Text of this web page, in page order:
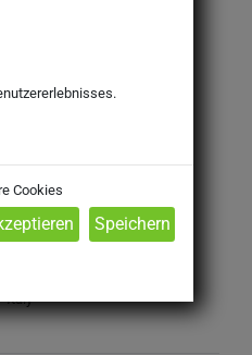
(rote Paprika 9%, gelbe
2,6%, getrocknete Zucchini
Zwiebel, Petersilie,
Allergene enthalten.
Italy
Cookies